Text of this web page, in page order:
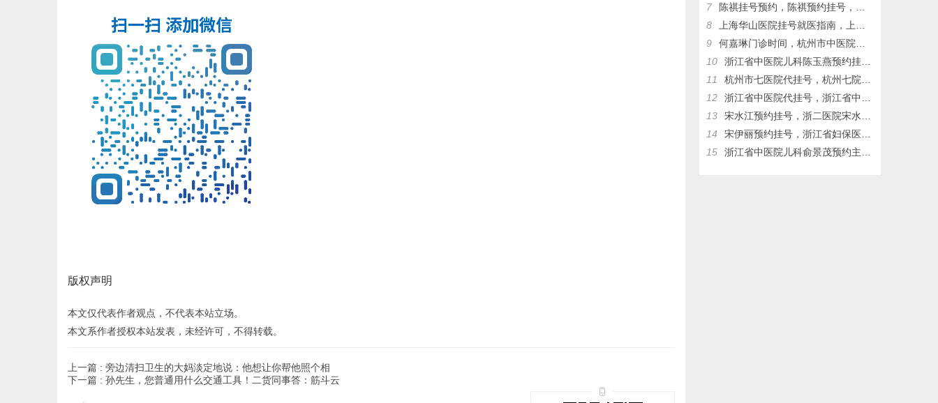
版权声明
本文仅代表作者观点，不代表本站立场。
本文系作者授权本站发表，未经许可，不得转载。
上一篇 : 旁边清扫卫生的大妈淡定地说：他想让你帮他照个相
下一篇 : 孙先生，您普通用什么交通工具！二货同事答：筋斗云
7
陈祺挂号预约，陈祺预约挂号，杭州生长发育陈祺代挂号​，杭州生长发育陈祺帮人挂号
8
上海华山医院挂号就医指南，上海各大医院网上预约挂号代配药
9
何嘉琳门诊时间，杭州市中医院妇科何嘉琳网上预约挂号，杭州市中医院代挂号
10
浙江省中医院儿科陈玉燕预约挂号，陈玉燕擅长儿童自闭症
11
杭州市七医院代挂号，杭州七院儿童心理科周国岭网上预约挂号，周国岭门诊时间
12
浙江省中医院代挂号，浙江省中医院儿科俞景茂网上预约挂号，俞景茂门诊时间
13
宋水江预约挂号，浙二医院宋水江预约挂号，浙二医院代挂号
14
宋伊丽预约挂号，浙江省妇保医院宋伊丽网上挂号，浙江省妇保医院宋伊丽，浙江省妇保医院代挂号
15
浙江省中医院儿科俞景茂预约主任挂号热线17326083953